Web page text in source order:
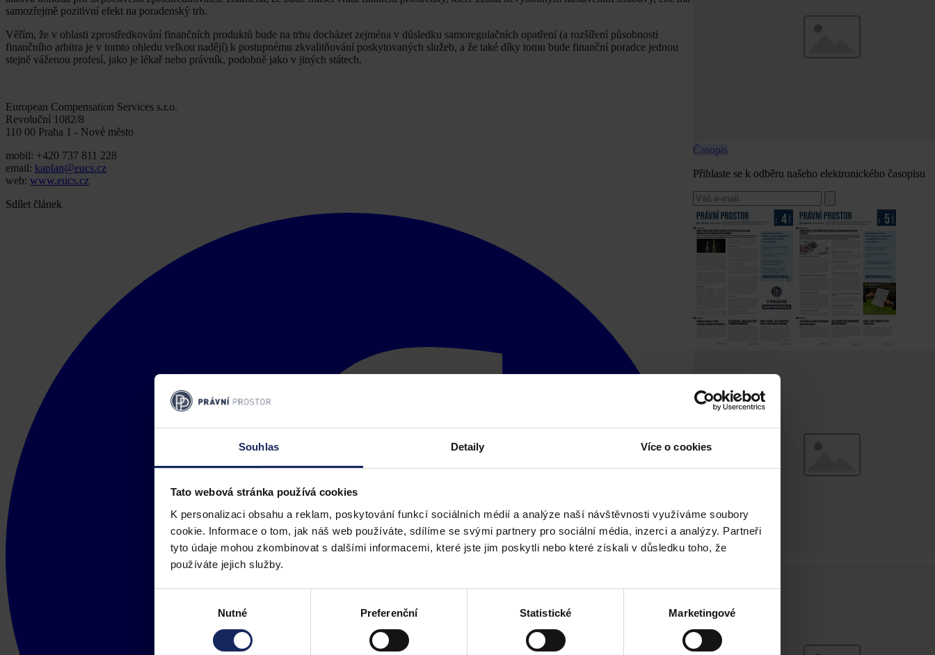
Souhlas Detaily Více o cookies
Tato webová stránka používá cookies
K personalizaci obsahu a reklam, poskytování funkcí sociálních médií a analýze naší návštěvnosti využíváme soubory
cookie. Informace o tom, jak náš web používáte, sdílíme se svými partnery pro sociální média, inzerci a analýzy. Partneři
tyto údaje mohou zkombinovat s dalšími informacemi, které jste jim poskytli nebo které získali v důsledku toho, že
používáte jejich služby.
Nutné Preferenční Statistické Marketingové
samozřejmě pozitivní efekt na poradenský trh.
Věřím, že v oblasti zprostředkování finančních produktů bude na trhu docházet zejména v důsledku samoregulačních opatření (a rozšíření působnosti
finančního arbitra je v tomto ohledu velkou nadějí) k postupnému zkvalitňování poskytovaných služeb, a že také díky tomu bude finanční poradce jednou
stejně váženou profesí, jako je lékař nebo právník, podobně jako v jiných státech.
European Compensation Services s.r.o.
Revoluční 1082/8
110 00 Praha 1 - Nové město
mobil: +420 737 811 228
email: kaplan@eucs.cz
web: www.eucs.cz
Sdílet článek
Časopis
Přihlaste se k odběru našeho elektronického časopisu